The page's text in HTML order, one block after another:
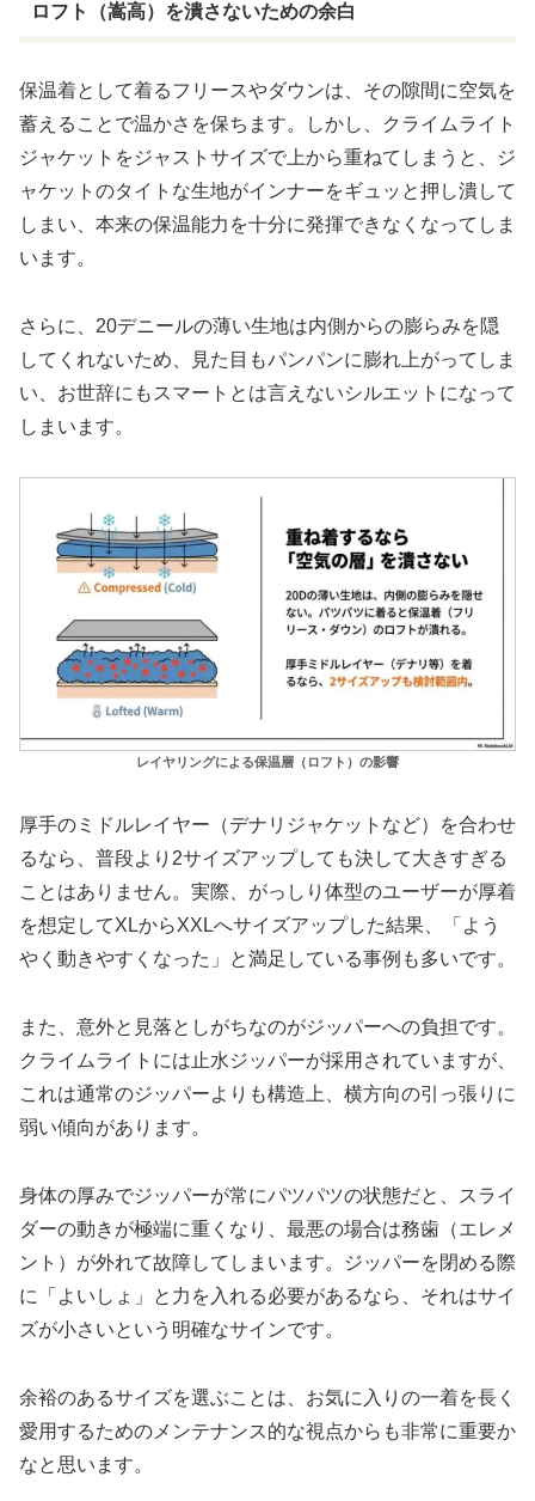
ロフト（嵩高）を潰さないための余白
保温着として着るフリースやダウンは、その隙間に空気を
蓄えることで温かさを保ちます。しかし、クライムライト
ジャケットをジャストサイズで上から重ねてしまうと、ジ
ャケットのタイトな生地がインナーをギュッと押し潰して
しまい、本来の保温能力を十分に発揮できなくなってしま
います。
さらに、20デニールの薄い生地は内側からの膨らみを隠
してくれないため、見た目もパンパンに膨れ上がってしま
い、お世辞にもスマートとは言えないシルエットになって
しまいます。
レイヤリングによる保温層（ロフト）の影響
厚手のミドルレイヤー（デナリジャケットなど）を合わせ
るなら、普段より2サイズアップしても決して大きすぎる
ことはありません。実際、がっしり体型のユーザーが厚着
を想定してXLからXXLへサイズアップした結果、「よう
やく動きやすくなった」と満足している事例も多いです。
また、意外と見落としがちなのがジッパーへの負担です。
クライムライトには止水ジッパーが採用されていますが、
これは通常のジッパーよりも構造上、横方向の引っ張りに
弱い傾向があります。
身体の厚みでジッパーが常にパツパツの状態だと、スライ
ダーの動きが極端に重くなり、最悪の場合は務歯（エレメ
ント）が外れて故障してしまいます。ジッパーを閉める際
に「よいしょ」と力を入れる必要があるなら、それはサイ
ズが小さいという明確なサインです。
余裕のあるサイズを選ぶことは、お気に入りの一着を長く
愛用するためのメンテナンス的な視点からも非常に重要か
なと思います。